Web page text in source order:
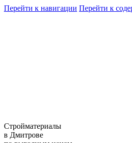
Перейти к навигации Перейти к
Стройматериалы
в Дмитрове